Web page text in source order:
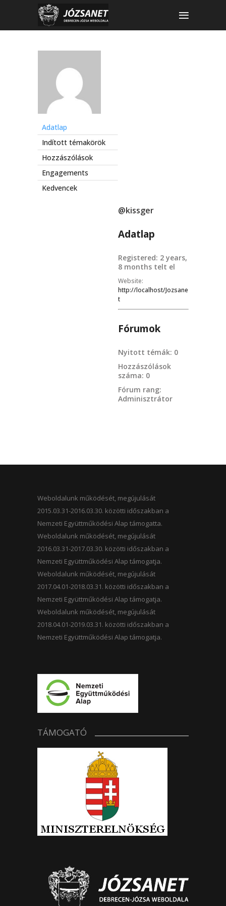
Adatlap
Indított témakörök
Hozzászólások
Engagements
Kedvencek
@kissger
Adatlap
Registered: 2 years,
8 months telt el
Website:
http://localhost/Jozsane
t
Fórumok
Nyitott témák: 0
Hozzászólások
száma: 0
Fórum rang:
Adminisztrátor
Weboldalunk működését, megújulását
2015.03.31-2016.03.30. közötti időszakban a
Nemzeti Együttműködési Alap támogatta.
Weboldalunk működését, megújulását
2016.03.31-2017.03.30. közötti időszakban a
Nemzeti Együttműködési Alap támogatja.
Weboldalunk működését, megújulását
2017.04.01-2018.03.31. közötti időszakban a
Nemzeti Együttműködési Alap támogatja.
Weboldalunk működését, megújulását
2018.04.01-2019.03.31. közötti időszakban a
Nemzeti Együttműködési Alap támogatja.
TÁMOGATÓ